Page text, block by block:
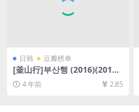
日韩 豆瓣榜单
[釜山行]부산행 (2016)(2012)
[百度网盘+迅雷云盘资源1080
P超清未删减][MP4/7.6GB][韩
4 年前 2.85